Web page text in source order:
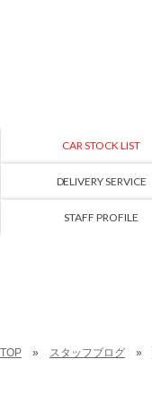
CAR STOCK LIST
DELIVERY SERVICE
STAFF PROFILE
TOP スタッフブログ